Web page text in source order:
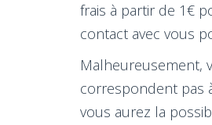
frais à partir de 1€
contact avec vous
Malheureusement,
correspondent pas
vous aurez la